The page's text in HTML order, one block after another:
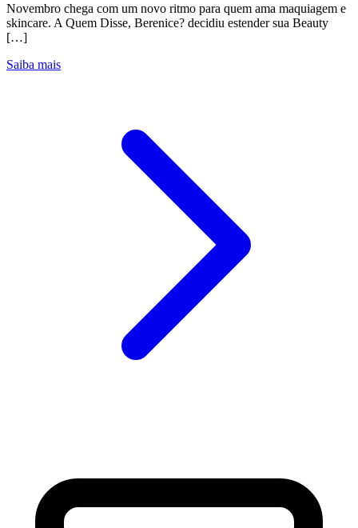
Novembro chega com um novo ritmo para quem ama maquiagem e
skincare. A Quem Disse, Berenice? decidiu estender sua Beauty
[…]
Saiba mais